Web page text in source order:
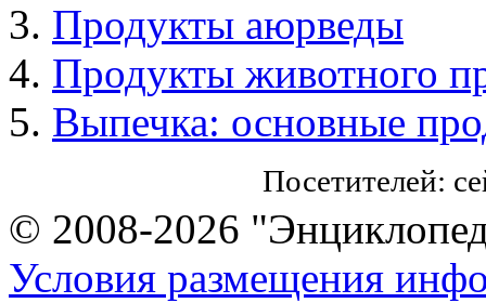
Продукты аюрведы
Продукты животного
Выпечка: основные
Посетителей:
© 2008-2026
Условия размещения